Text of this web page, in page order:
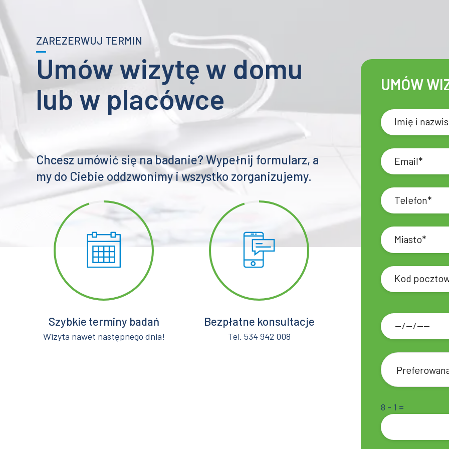
ZAREZERWUJ TERMIN
Umów wizytę w domu
lub w placówce
Chcesz umówić się na badanie? Wypełnij formularz, a
my do Ciebie oddzwonimy i wszystko zorganizujemy.
Szybkie terminy badań
Wizyta nawet następnego dnia!
Bezpłatne konsultacje
Tel. 534 942 008
UMÓW
8 - 1 =